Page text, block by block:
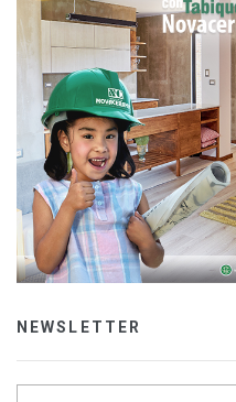
NEWSLETTER